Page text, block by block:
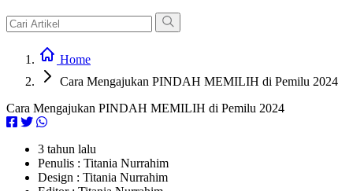
Home
Cara Mengajukan PINDAH MEMILIH di Pemilu 2024
Cara Mengajukan PINDAH MEMILIH di Pemilu 2024
3 tahun lalu
Penulis : Titania Nurrahim
Design : Titania Nurrahim